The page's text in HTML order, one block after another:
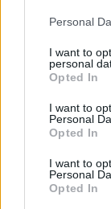
Personal
I want to
personal
Opted In
I want to
Personal
Opted In
I want to
Personal
Opted In